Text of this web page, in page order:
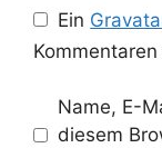
Ein
Name, E-
diesem